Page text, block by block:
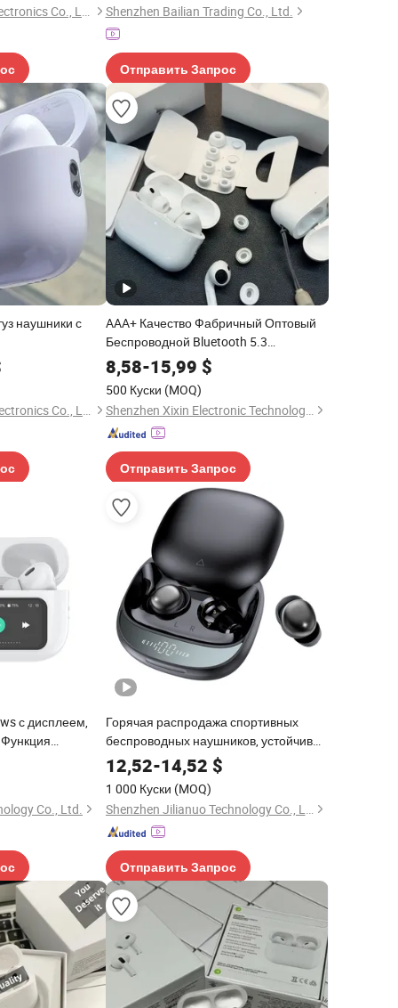
Guangdong Besell Electronics Co., Ltd
Shenzhen Bailian Trading Co., Ltd.
Отправить Запрос
наушники с
Shenzhen Tina Nis Electronics Co., Ltd.
AAA+ Качество Фабричный Оптовый
Беспроводной Bluetooth 5.3
Наушники В Ушах PRO3 Тип TWS
Наушники с Зарядным Корпусом ANC
Наушник
8,58-15,99 $
500 Куски (MOQ)
Shenzhen Xixin Electronic Technology Co., Ltd.
Отправить Запрос
с дисплеем,
Co., Ltd.
Горячая распродажа спортивных
беспроводных наушников, устойчивых
к поту, для бега на улице
12,52-14,52 $
1 000 Куски (MOQ)
Shenzhen Jilianuo Technology Co., Ltd. (Group)
Отправить Запрос